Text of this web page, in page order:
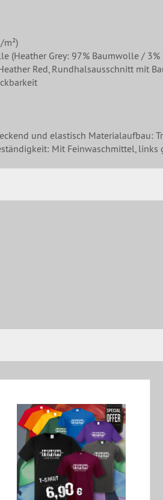
Grey: 97% Baumwolle / 3%
Red, Rundhalsausschnitt mit
und elastisch Materialaufbau:
Mit Feinwaschmittel, links